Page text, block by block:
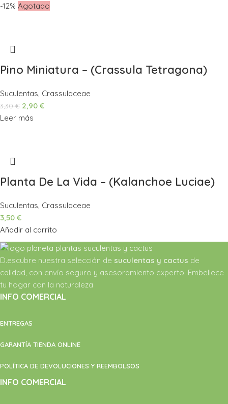
-12% Agotado
Pino Miniatura – (Crassula Tetragona)
Suculentas, Crassulaceae
3,30€ 2,90 €
Leer más
Planta De La Vida – (Kalanchoe Luciae)
Suculentas, Crassulaceae
3,50 €
Añadir al carrito
D.escubre nuestra selección de suculentas y cactus de
calidad, con envío seguro y asesoramiento experto. Embellece
tu hogar con la naturaleza
INFO COMERCIAL
ENTREGAS
GARANTÍA TIENDA ONLINE
POLÍTICA DE DEVOLUCIONES Y REEMBOLSOS
INFO COMERCIAL